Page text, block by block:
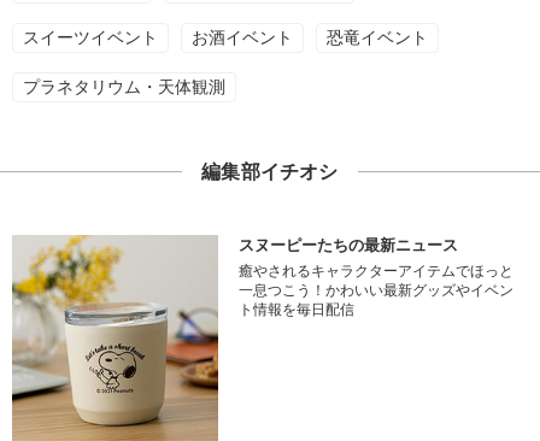
スイーツイベント お酒イベント 恐竜イベント
プラネタリウム・天体観測
編集部イチオシ
スヌーピーたちの最新ニュース
癒やされるキャラクターアイテムでほっと
一息つこう！かわいい最新グッズやイベン
ト情報を毎日配信